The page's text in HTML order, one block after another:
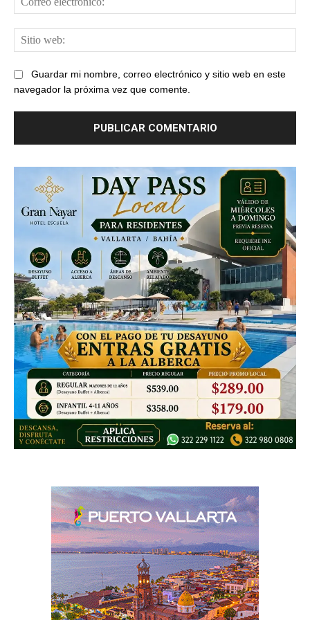
Guardar mi nombre, correo electrónico y sitio web en este
navegador la próxima vez que comente.